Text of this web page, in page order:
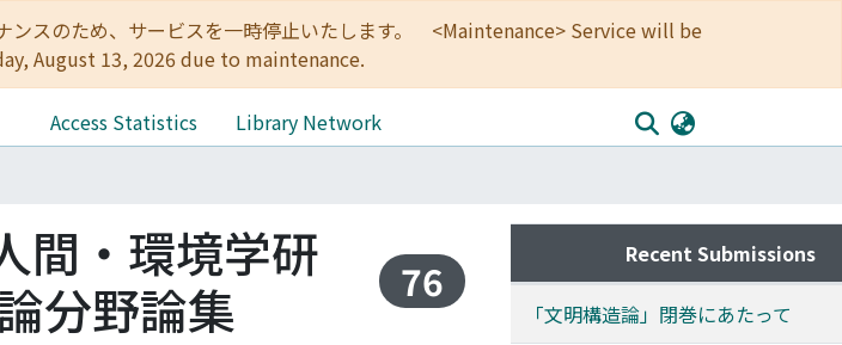
ンスのため、サービスを一時停止いたします。 <Maintenance> Service will be
August 13, 2026 due to maintenance.
Access Statistics
Library Network
間・環境学研
分野論集
76
Recent Submissions
「文明構造論」閉巻にあたって